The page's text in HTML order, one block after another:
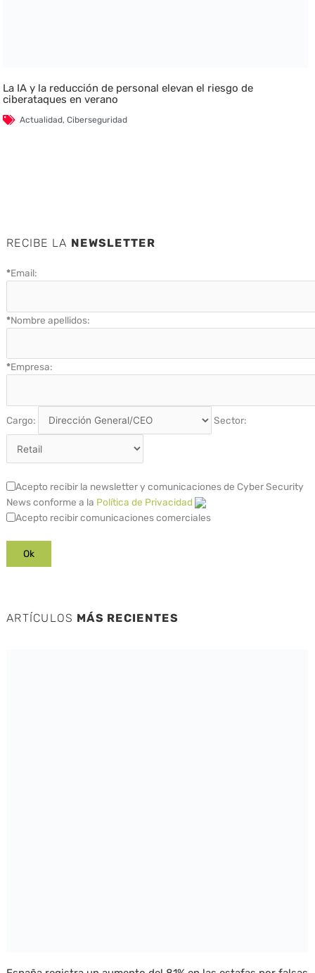
La IA y la reducción de personal elevan el riesgo de
ciberataques en verano
Actualidad,Ciberseguridad
RECIBE LA NEWSLETTER
*Email:
*Nombre apellidos:
*Empresa:
Cargo: Sector:
Acepto recibir la newsletter y comunicaciones de Cyber Security
News conforme a la Política de Privacidad
Acepto recibir comunicaciones comerciales
ARTÍCULOS MÁS RECIENTES